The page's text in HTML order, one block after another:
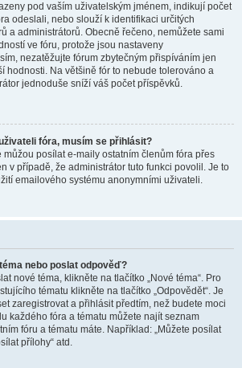
pod vaším uživatelským jménem, indikují počet
odeslali, nebo slouží k identifikaci určitých
a administrátorů. Obecně řečeno, nemůžete sami
ve fóru, protože jsou nastaveny
nezatěžujte fórum zbytečným přispíváním jen
hodnosti. Na většině fór to nebude tolerováno a
jednoduše sníží váš počet příspěvků.
fóra, musím se přihlásit?
posílat e-maily ostatním členům fóra přes
v případě, že administrátor tuto funkci povolil. Je to
emailového systému anonymními uživateli.
nebo poslat odpověď?
nové téma, klikněte na tlačítko „Nové téma“. Pro
tématu klikněte na tlačítko „Odpovědět“. Je
zaregistrovat a přihlásit předtím, než budete moci
každého fóra a tématu můžete najít seznam
fóru a tématu máte. Například: „Můžete posílat
přílohy“ atd.